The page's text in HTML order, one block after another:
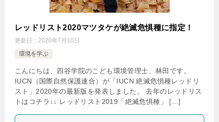
レッドリスト2020マツタケが絶滅危惧種に指定！
更新日： 2020年7月10日
環境を学ぶ
こんにちは、四谷学院のこども環境管理士、林田です。
IUCN（国際自然保護連合）が「IUCN 絶滅危惧種レッドリ
スト」2020年の最新版を発表しました。 去年のレッドリス
トはコチラ↓↓ レッドリスト2019「絶滅危惧種」 […]